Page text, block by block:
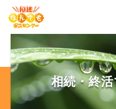
相続・終